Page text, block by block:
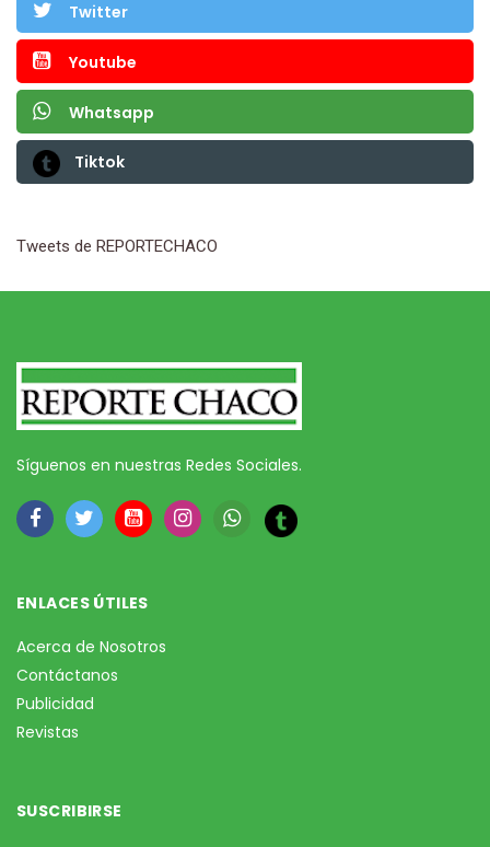
Twitter
Youtube
Whatsapp
Tiktok
Tweets de REPORTECHACO
Síguenos en nuestras Redes Sociales.
ENLACES ÚTILES
Acerca de Nosotros
Contáctanos
Publicidad
Revistas
SUSCRIBIRSE